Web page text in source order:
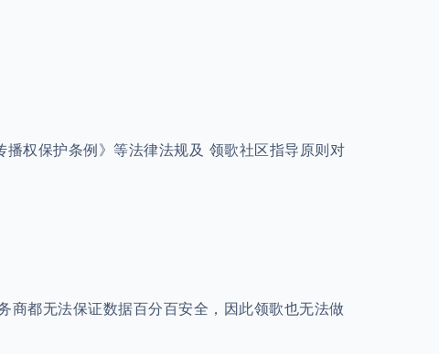
权保护条例》等法律法规及 领歌社区指导原则对
商都无法保证数据百分百安全，因此领歌也无法做